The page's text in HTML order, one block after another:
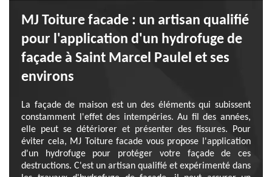
MJ Toiture facade : un artisan qualifié
pour l'application d'un hydrofuge de
façade à Saint Marcel Paulel et ses
environs
La façade de maison est un des éléments qui subissent
constamment l'effet des intempéries. Au fil des années,
elle peut se détériorer et présenter des fissures. Pour
éviter cela, MJ Toiture facade vous propose l'application
d'un hydrofuge pour protéger votre façade de ces
destructions. C'est un artisan qualifié et expérimenté dans